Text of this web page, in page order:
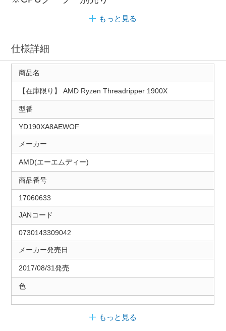
もっと見る
仕様詳細
商品名
【在庫限り】 AMD Ryzen Threadripper 1900X
型番
YD190XA8AEWOF
メーカー
AMD(エーエムディー)
商品番号
17060633
JANコード
0730143309042
メーカー発売日
2017/08/31発売
色
もっと見る